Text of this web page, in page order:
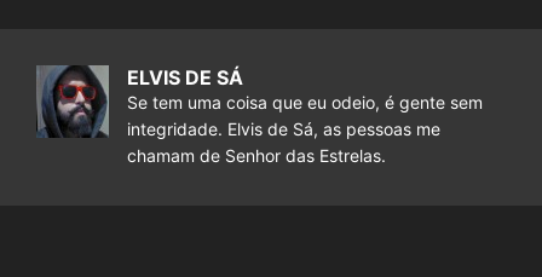
ELVIS DE SÁ
Se tem uma coisa que eu odeio, é gente sem
integridade. Elvis de Sá, as pessoas me
chamam de Senhor das Estrelas.